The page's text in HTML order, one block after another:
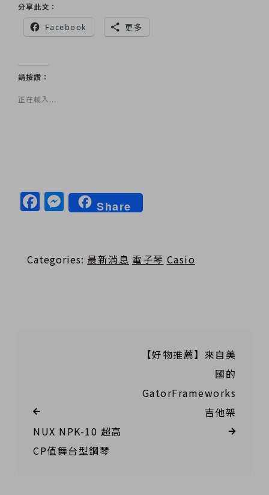
分享此文：
Facebook 更多
請按讚：
正在載入...
Facebook
Messenger
Share
Categories: 最新消息 電子琴 Casio
NUX NPK-10 超高
CP值舞台型鋼琴
【好物推薦】來自美
國的
GatorFrameworks
吉他架